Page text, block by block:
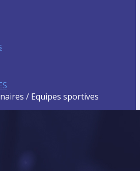
/ Equipes sportives